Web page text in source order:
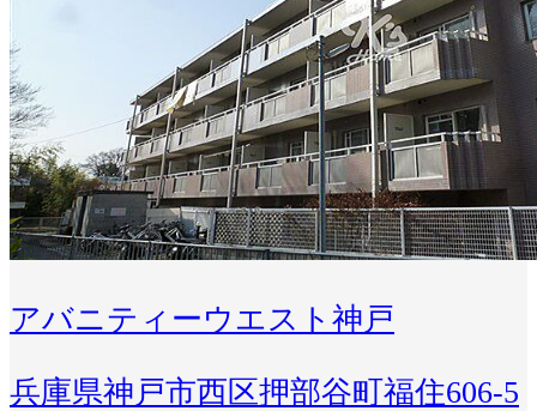
アバニティーウエスト神戸
兵庫県神戸市西区押部谷町福住606-5